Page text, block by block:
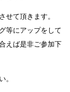
せて頂きます。
等にアップをして
えば是非ご参加下
。